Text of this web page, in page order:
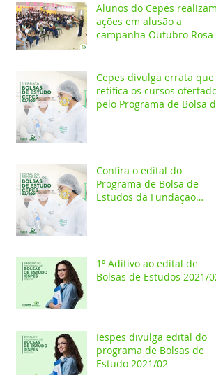
Alunos do Cepes realizam
ações em alusão a
campanha Outubro Rosa
Cepes divulga errata que
retifica os cursos ofertados
pelo Programa de Bolsa de
Confira o edital do
Programa de Bolsa de
Estudos da Fundação
1º Aditivo ao edital de
Bolsas de Estudos 2021/02
Iespes divulga edital do
programa de Bolsas de
Estudo 2021/02